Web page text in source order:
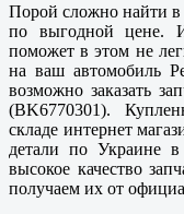
Порой сложно найти в
по выгодной цене.
поможет в этом не
на ваш автомобиль
возможно заказать
(BK6770301).
складе интернет
детали по Украине
высокое качество
получаем их от